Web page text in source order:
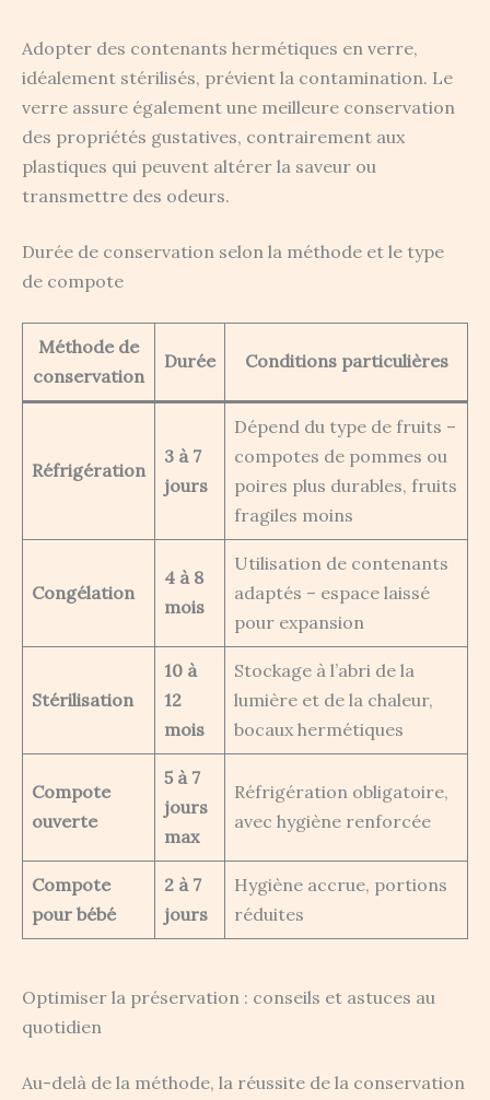
Adopter des contenants hermétiques en verre,
idéalement stérilisés, prévient la contamination. Le
verre assure également une meilleure conservation
des propriétés gustatives, contrairement aux
plastiques qui peuvent altérer la saveur ou
transmettre des odeurs.
Durée de conservation selon la méthode et le type
de compote
Méthode de
conservation
Durée Conditions particulières
Réfrigération
3 à 7
jours
Dépend du type de fruits –
compotes de pommes ou
poires plus durables, fruits
fragiles moins
Congélation
4 à 8
mois
Utilisation de contenants
adaptés – espace laissé
pour expansion
Stérilisation
10 à
12
mois
Stockage à l’abri de la
lumière et de la chaleur,
bocaux hermétiques
Compote
ouverte
5 à 7
jours
max
Réfrigération obligatoire,
avec hygiène renforcée
Compote
pour bébé
2 à 7
jours
Hygiène accrue, portions
réduites
Optimiser la préservation : conseils et astuces au
quotidien
Au-delà de la méthode, la réussite de la conservation